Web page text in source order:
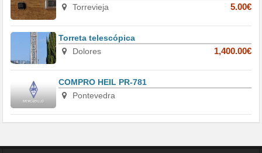
Torrevieja
5.00€
Torreta telescópica
Dolores
1,400.00€
COMPRO HEIL PR-781
Pontevedra